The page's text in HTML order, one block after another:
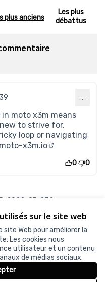
sur le site web
site Web pour améliorer la
Les cookies nous
utilisateur et un contenu
de médias sociaux.
plus anciens
Les plus
débattus
…
moto x3m means
to strive for,
loop or navigating
x3m.io
0 0
2022-07-232
numérique